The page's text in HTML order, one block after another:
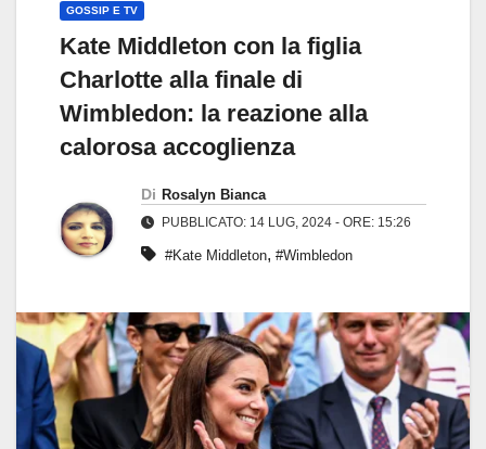
GOSSIP E TV
Kate Middleton con la figlia
Charlotte alla finale di
Wimbledon: la reazione alla
calorosa accoglienza
Di Rosalyn Bianca
PUBBLICATO: 14 LUG, 2024 - ORE: 15:26
#Kate Middleton, #Wimbledon